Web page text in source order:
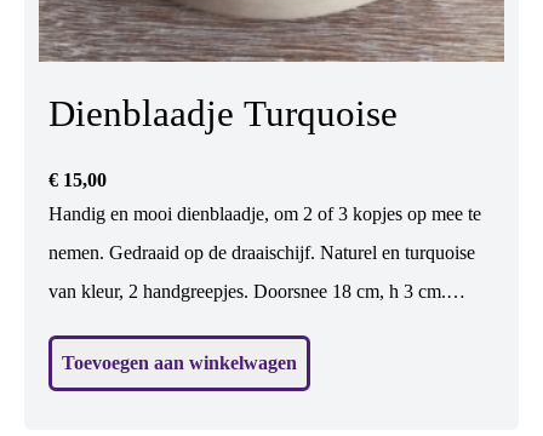
Dienblaadje Turquoise
€ 15,00
Handig en mooi dienblaadje, om 2 of 3 kopjes op mee te
nemen. Gedraaid op de draaischijf. Naturel en turquoise
van kleur, 2 handgreepjes. Doorsnee 18 cm, h 3 cm.
Toevoegen aan winkelwagen